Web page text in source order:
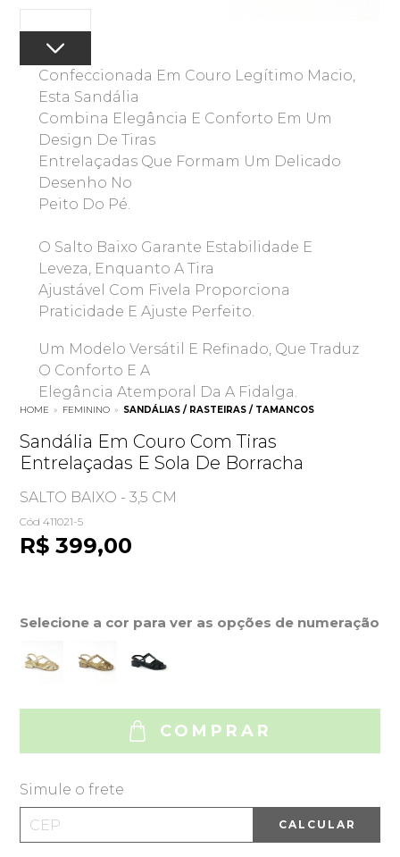
Confeccionada Em Couro Legítimo Macio,
Esta Sandália
Combina Elegância E Conforto Em Um
Design De Tiras
Entrelaçadas Que Formam Um Delicado
Desenho No
Peito Do Pé.
O Salto Baixo Garante Estabilidade E
Leveza, Enquanto A Tira
Ajustável Com Fivela Proporciona
Praticidade E Ajuste Perfeito.
Um Modelo Versátil E Refinado, Que Traduz
O Conforto E A
Elegância Atemporal Da A Fidalga.
HOME » FEMININO » SANDÁLIAS / RASTEIRAS / TAMANCOS
Sandália Em Couro Com Tiras
Entrelaçadas E Sola De Borracha
SALTO BAIXO - 3,5 CM
Cód 411021-5
R$ 399,00
Selecione a cor para ver as opções de numeração
COMPRAR
Simule o frete
CALCULAR